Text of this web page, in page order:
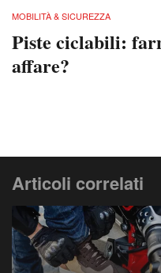
MOBILITÀ & SICUREZZA
Piste ciclabili:
affare?
Articoli correlati